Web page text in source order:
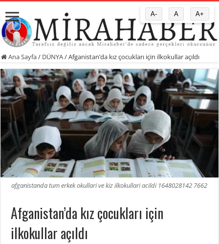
Ana Sayfa/ DÜNYA/Afganistan’da kız çocukları için ilkokullar açıldı
afganistanda tum erkek okullari ve kiz ilkokullari acildi 1648028142 7662
Afganistan’da kız çocukları için
ilkokullar açıldı
A- A A+